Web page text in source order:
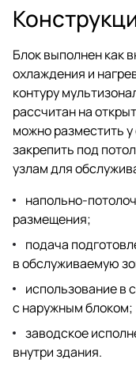
Блок выполнен как
охлаждения и
контуру
рассчитан на
можно разместить
закрепить под
узлам для
напольно-
размещения;
подача
в обслуживаемую
использование в
с наружным блоком;
заводское
внутри здания.